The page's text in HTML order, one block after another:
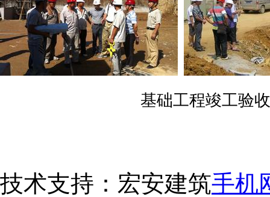
基础工程竣工验收
技术支持：宏安建筑手机